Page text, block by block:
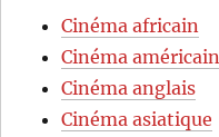
Cinéma africain
Cinéma américain
Cinéma anglais
Cinéma asiatique